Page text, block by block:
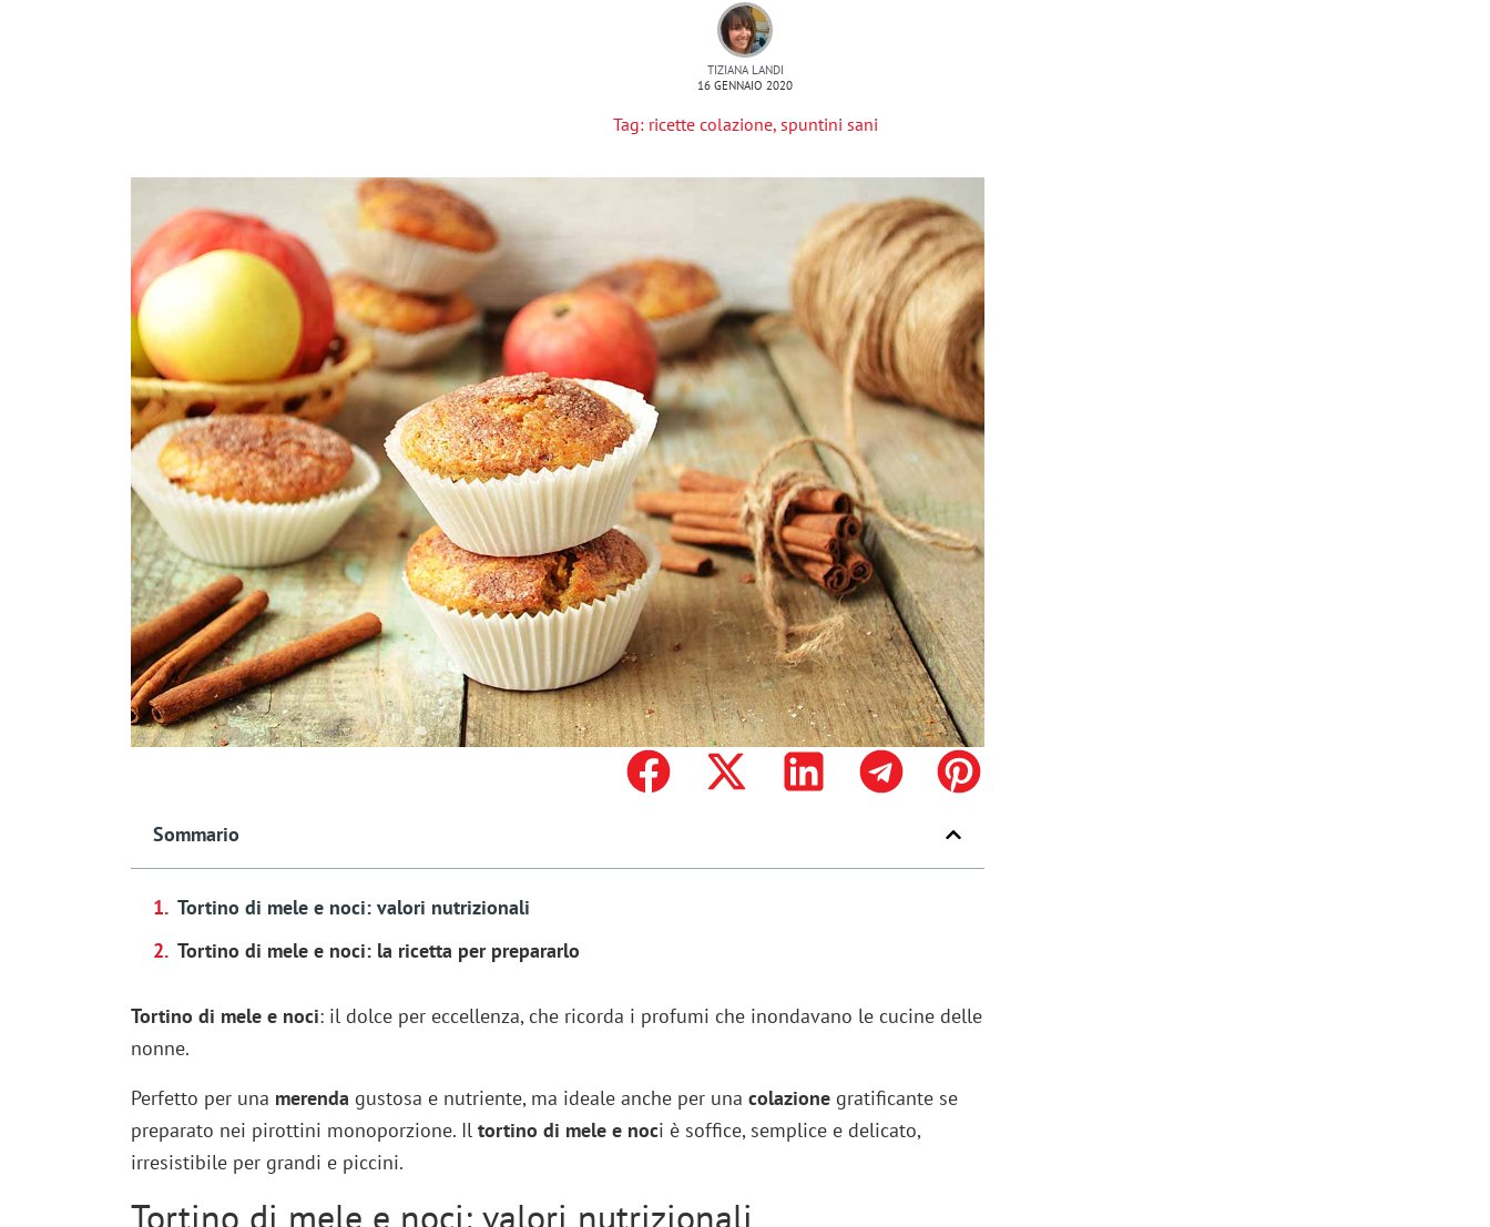
TIZIANA LANDI
16 GENNAIO 2020
Tag: ricette colazione, spuntini sani
Sommario
Tortino di mele e noci: valori nutrizionali
Tortino di mele e noci: la ricetta per prepararlo
Tortino di mele e noci: il dolce per eccellenza, che ricorda i profumi che inondavano le cucine delle
nonne.
Perfetto per una merenda gustosa e nutriente, ma ideale anche per una colazionegratificante se
preparato nei pirottini monoporzione. Iltortino di mele e noci è soffice, semplice e delicato,
irresistibile per grandi e piccini.
Tortino di mele e noci: valori nutrizionali